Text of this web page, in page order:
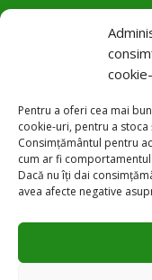
Pentru a oferi cea mai
cookie-uri, pentru a
Consimțământul pentru
cum ar fi
Dacă nu îți dai
avea afecte negative
 Str.